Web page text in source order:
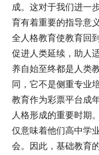
成。这对于我们进一
育有着重要的指导意义
全人格教育使教育回
促进人类延续，助人
养自始至终都是人类
同，它不是侧重专业
教育作为彩票平台成
人格形成的重要时期
仅意味着他们高中学
会。因此，基础教育